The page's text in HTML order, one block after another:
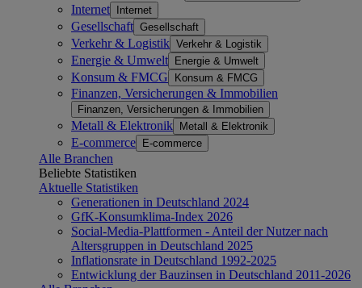
Internet Internet
Gesellschaft Gesellschaft
Verkehr & Logistik Verkehr & Logistik
Energie & Umwelt Energie & Umwelt
Konsum & FMCG Konsum & FMCG
Finanzen, Versicherungen & Immobilien
Finanzen, Versicherungen & Immobilien
Metall & Elektronik Metall & Elektronik
E-commerce E-commerce
Alle Branchen
Beliebte Statistiken
Aktuelle Statistiken
Generationen in Deutschland 2024
GfK-Konsumklima-Index 2026
Social-Media-Plattformen - Anteil der Nutzer nach
Altersgruppen in Deutschland 2025
Inflationsrate in Deutschland 1992-2025
Entwicklung der Bauzinsen in Deutschland 2011-2026